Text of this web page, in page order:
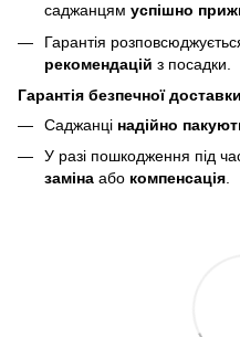
саджанцям успішно
Гарантія
рекомендацій з посадки.
Гарантія безпечної
Саджанці надійно
У разі пошкодження під
заміна або компенсація.